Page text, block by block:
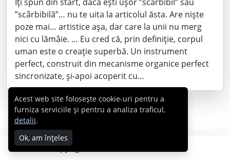
”scârbibilă”… nu te uita la articolul ăsta. Are niște
poze mai… artistice așa, dar care la unii nu merg
nici cu lămâie. … Eu cred că, prin definiție, corpul
uman este o creație superbă. Un instrument
perfect, construit din mecanisme organice perfect
sincronizate, și-apoi acoperit cu…
Copyright © 2007 - 2026 Cabral.ro
Acest web site folosește cookie-uri pentru a
furniza serviciile și pentru a analiza traficul,
detalii.
Ok, am înțeles